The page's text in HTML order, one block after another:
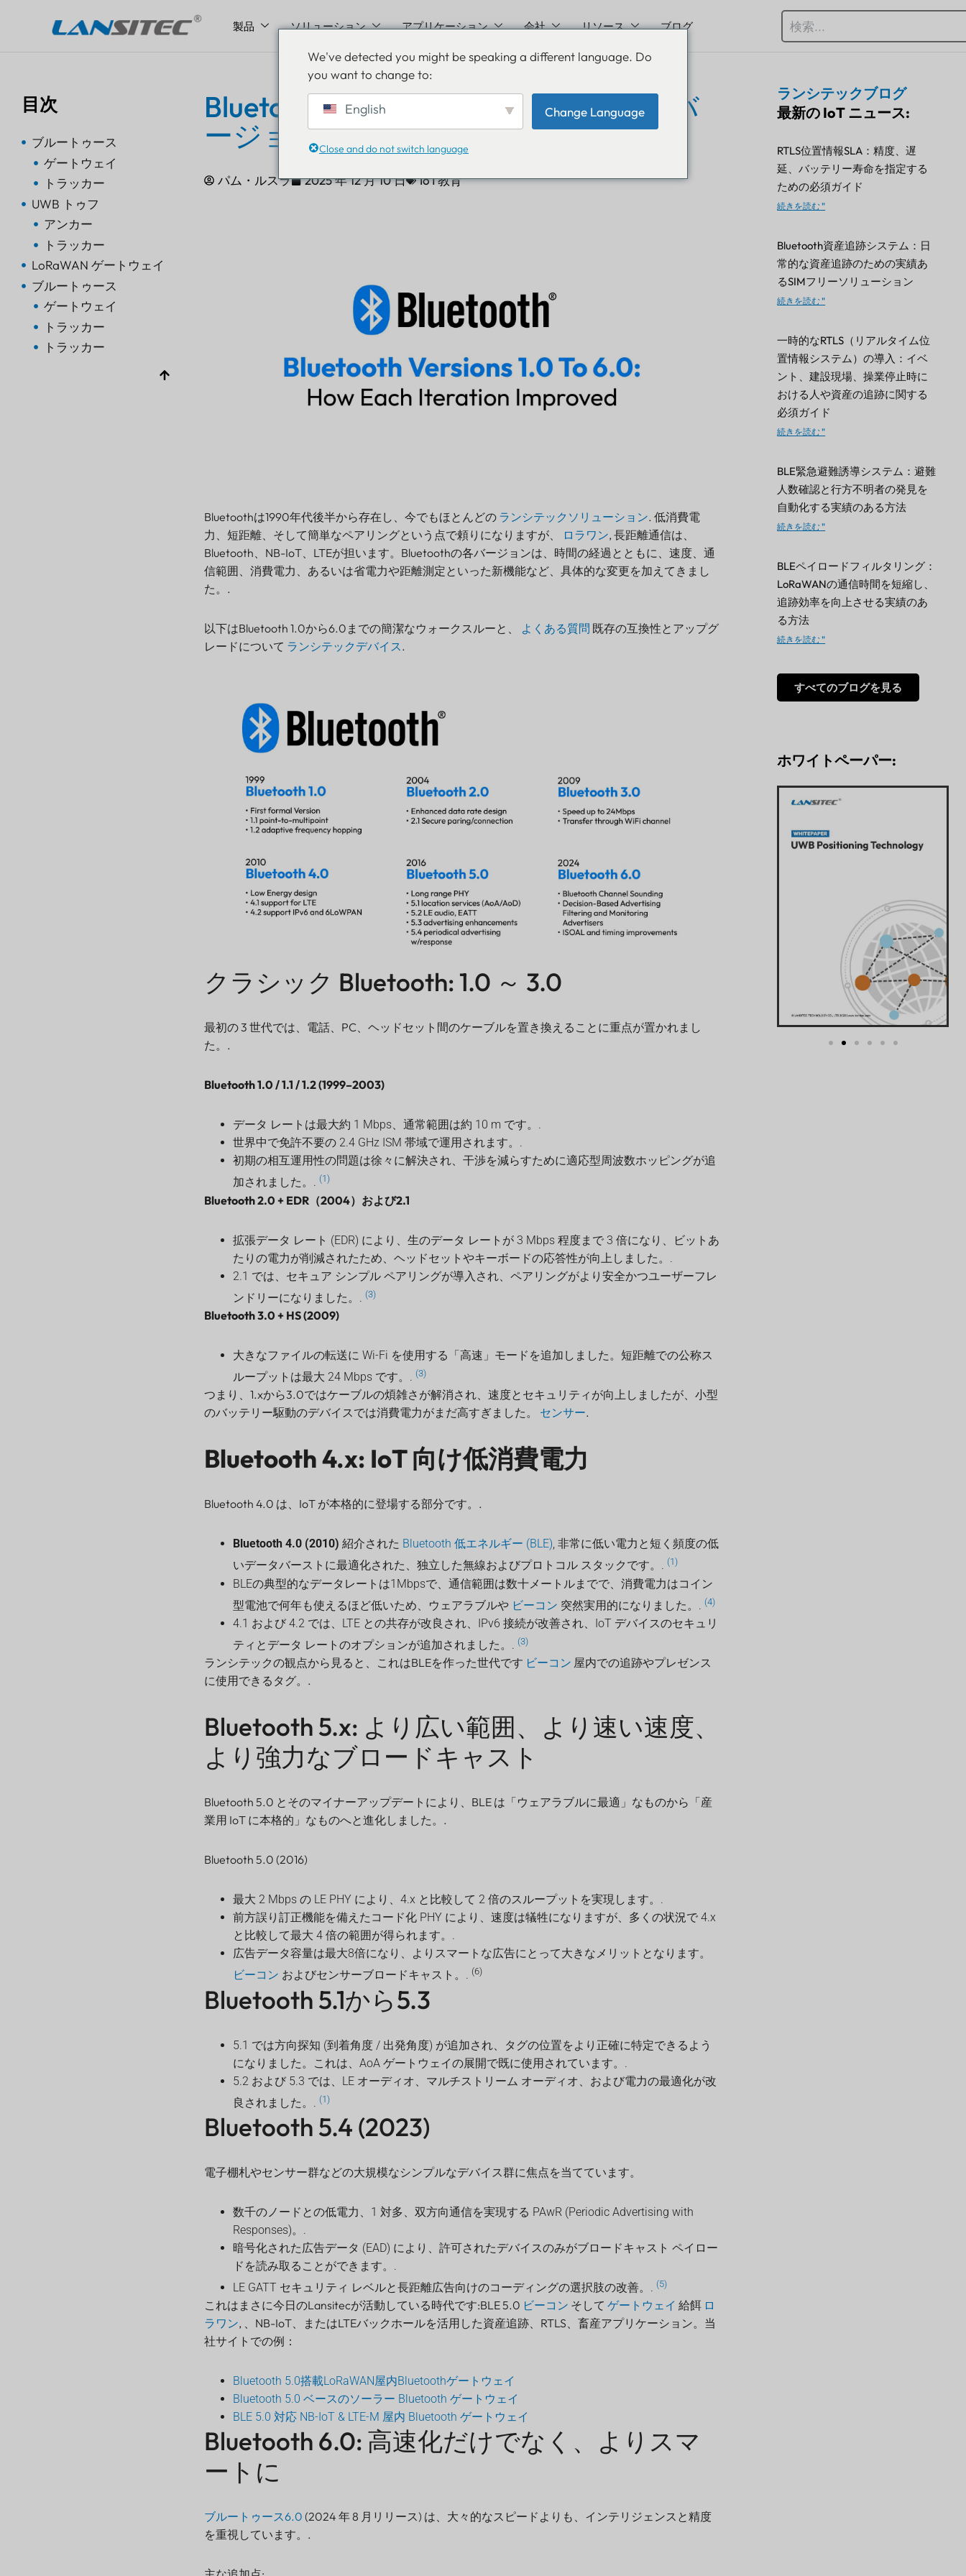
ス
プ
製品 ソリューション アプリケーション 会社 リソース ブログ
目次
ブルートゥース
ゲートウェイ
トラッカー
UWB トゥフ
アンカー
トラッカー
LoRaWAN ゲートウェイ
ブルートゥース
ゲートウェイ
トラッカー
トラッカー
Bluetoothバージョン1.0から6.0：各バ
ージョンでどのように改善されたか
パム・ルスラ 2025 年 12 月 10 日 IoT教育
Bluetoothは1990年代後半から存在し、今でもほとんどの ランシテックソリューション. 低消費電
力、短距離、そして簡単なペアリングという点で頼りになりますが、
ロラワン, 長距離通信は、
Bluetooth、NB-IoT、LTEが担います。Bluetoothの各バージョンは、時間の経過とともに、速度、通
信範囲、消費電力、あるいは省電力や距離測定といった新機能など、具体的な変更を加えてきまし
た。.
以下はBluetooth 1.0から6.0までの簡潔なウォークスルーと、 よくある質問 既存の互換性とアップグ
レードについて ランシテックデバイス.
クラシック Bluetooth: 1.0 ～ 3.0
最初の 3 世代では、電話、PC、ヘッドセット間のケーブルを置き換えることに重点が置かれまし
た。.
Bluetooth 1.0 / 1.1 / 1.2 (1999–2003)
データ レートは最大約 1 Mbps、通常範囲は約 10 m です。.
世界中で免許不要の 2.4 GHz ISM 帯域で運用されます。.
初期の相互運用性の問題は徐々に解決され、干渉を減らすために適応型周波数ホッピングが追
加されました。. (1)
Bluetooth 2.0 + EDR（2004）および2.1
拡張データ レート (EDR) により、生のデータ レートが 3 Mbps 程度まで 3 倍になり、ビットあ
たりの電力が削減されたため、ヘッドセットやキーボードの応答性が向上しました。.
2.1 では、セキュア シンプル ペアリングが導入され、ペアリングがより安全かつユーザーフレ
ンドリーになりました。. (3)
Bluetooth 3.0 + HS (2009)
大きなファイルの転送に Wi-Fi を使用する「高速」モードを追加しました。短距離での公称ス
ループットは最大 24 Mbps です。. (3)
つまり、1.xから3.0ではケーブルの煩雑さが解消され、速度とセキュリティが向上しましたが、小型
のバッテリー駆動のデバイスでは消費電力がまだ高すぎました。 センサー.
Bluetooth 4.x: IoT 向け低消費電力
Bluetooth 4.0 は、IoT が本格的に登場する部分です。.
Bluetooth 4.0 (2010) 紹介された Bluetooth 低エネルギー (BLE), 非常に低い電力と短く頻度の低
いデータバーストに最適化された、独立した無線およびプロトコル スタックです。. (1)
BLEの典型的なデータレートは1Mbpsで、通信範囲は数十メートルまでで、消費電力はコイン
型電池で何年も使えるほど低いため、ウェアラブルや ビーコン 突然実用的になりました。. (4)
4.1 および 4.2 では、LTE との共存が改良され、IPv6 接続が改善され、IoT デバイスのセキュリ
ティとデータ レートのオプションが追加されました。. (3)
ランシテックの観点から見ると、これはBLEを作った世代です ビーコン 屋内での追跡やプレゼンス
に使用できるタグ。.
Bluetooth 5.x: より広い範囲、より速い速度、
より強力なブロードキャスト
Bluetooth 5.0 とそのマイナーアップデートにより、BLE は「ウェアラブルに最適」なものから「産
業用 IoT に本格的」なものへと進化しました。.
Bluetooth 5.0 (2016)
最大 2 Mbps の LE PHY により、4.x と比較して 2 倍のスループットを実現します。.
前方誤り訂正機能を備えたコード化 PHY により、速度は犠牲になりますが、多くの状況で 4.x
と比較して最大 4 倍の範囲が得られます。.
広告データ容量は最大8倍になり、よりスマートな広告にとって大きなメリットとなります。
ビーコン およびセンサーブロードキャスト。. (6)
Bluetooth 5.1から5.3
5.1 では方向探知 (到着角度 / 出発角度) が追加され、タグの位置をより正確に特定できるよう
になりました。これは、AoA ゲートウェイの展開で既に使用されています。.
5.2 および 5.3 では、LE オーディオ、マルチストリーム オーディオ、および電力の最適化が改
良されました。. (1)
Bluetooth 5.4 (2023)
電子棚札やセンサー群などの大規模なシンプルなデバイス群に焦点を当てています。
数千のノードとの低電力、1 対多、双方向通信を実現する PAwR (Periodic Advertising with
Responses)。.
暗号化された広告データ (EAD) により、許可されたデバイスのみがブロードキャスト ペイロー
ドを読み取ることができます。.
LE GATT セキュリティ レベルと長距離広告向けのコーディングの選択肢の改善。. (5)
これはまさに今日のLansitecが活動している時代です:BLE 5.0 ビーコン そして ゲートウェイ 給餌 ロ
ラワン, 、NB-IoT、またはLTEバックホールを活用した資産追跡、RTLS、畜産アプリケーション。当
社サイトでの例：
Bluetooth 5.0搭載LoRaWAN屋内Bluetoothゲートウェイ
Bluetooth 5.0 ベースのソーラー Bluetooth ゲートウェイ
BLE 5.0 対応 NB-IoT & LTE-M 屋内 Bluetooth ゲートウェイ
Bluetooth 6.0: 高速化だけでなく、よりスマ
ートに
ブルートゥース6.0 (2024 年 8 月リリース) は、大々的なスピードよりも、インテリジェンスと精度
を重視しています。.
ランシテックブログ
最新の IoT ニュース:
RTLS位置情報SLA：精度、遅
延、バッテリー寿命を指定する
ための必須ガイド
続きを読む "
Bluetooth資産追跡システム：日
常的な資産追跡のための実績あ
るSIMフリーソリューション
続きを読む "
一時的なRTLS（リアルタイム位
置情報システム）の導入：イベ
ント、建設現場、操業停止時に
おける人や資産の追跡に関する
必須ガイド
続きを読む "
BLE緊急避難誘導システム：避難
人数確認と行方不明者の発見を
自動化する実績のある方法
続きを読む "
BLEペイロードフィルタリング：
LoRaWANの通信時間を短縮し、
追跡効率を向上させる実績のあ
る方法
続きを読む "
すべてのブログを見る
ホワイトペーパー:
We've detected you might be speaking a different language. Do
you want to change to:
English Change Language
Close and do not switch language